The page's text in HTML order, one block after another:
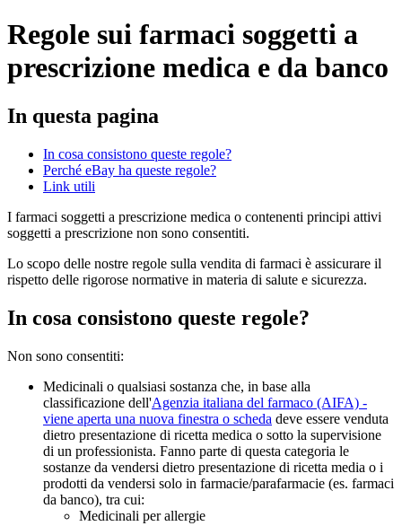
Regole sui farmaci soggetti a
prescrizione medica e da banco
In questa pagina
In cosa consistono queste regole?
Perché eBay ha queste regole?
Link utili
I farmaci soggetti a prescrizione medica o contenenti principi attivi
soggetti a prescrizione non sono consentiti.
Lo scopo delle nostre regole sulla vendita di farmaci è assicurare il
rispetto delle rigorose normative in materia di salute e sicurezza.
In cosa consistono queste regole?
Non sono consentiti:
Medicinali o qualsiasi sostanza che, in base alla
classificazione dell'Agenzia italiana del farmaco (AIFA) -
viene aperta una nuova finestra o scheda deve essere venduta
dietro presentazione di ricetta medica o sotto la supervisione
di un professionista. Fanno parte di questa categoria le
sostanze da vendersi dietro presentazione di ricetta media o i
prodotti da vendersi solo in farmacie/parafarmacie (es. farmaci
da banco), tra cui:
Medicinali per allergie